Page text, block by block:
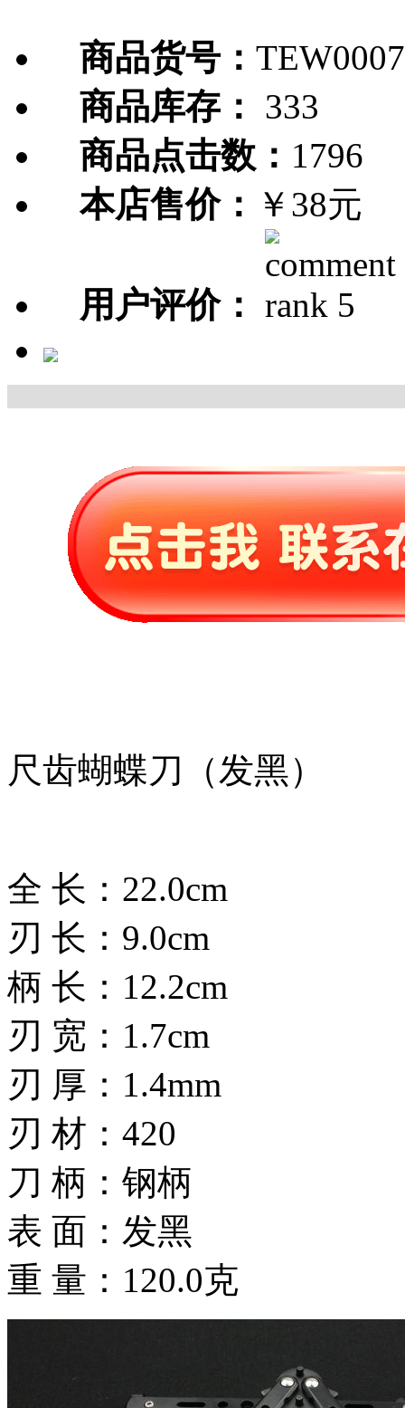
商品货号：
商品库存：
333
商品点击数： 1796
本店售价： ￥38元
用户评价：
尺齿蝴蝶刀（发黑）
全 长：22.0cm
刃 长：9.0cm
柄 长：12.2cm
刃 宽：1.7cm
刃 厚：1.4mm
刃 材：420
刀 柄：钢柄
表 面：发黑
重 量：120.0克